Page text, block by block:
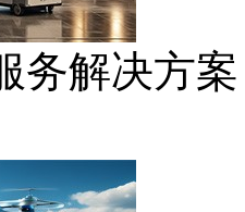
务解决方案